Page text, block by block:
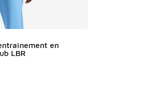
en
LBR
client - [5 sur 5 étoiles], 1 commentaires